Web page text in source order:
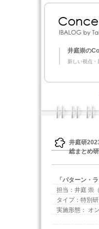
井庭崇の
新しい視点
井庭研
総まとめ
「パターン・
担当：井庭 崇
タイプ：特別
実施形態： オ